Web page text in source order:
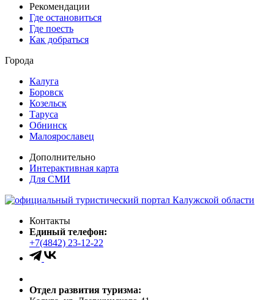
Рекомендации
Где остановиться
Где поесть
Как добраться
Города
Калуга
Боровск
Козельск
Таруса
Обнинск
Малоярославец
Дополнительно
Интерактивная карта
Для СМИ
Контакты
Единый телефон:
+7(4842) 23-12-22
Отдел развития туризма: